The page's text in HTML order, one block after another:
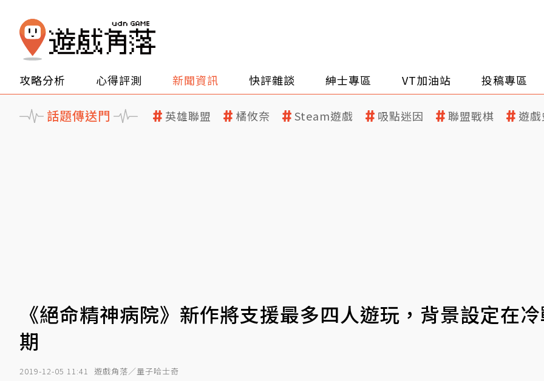
攻略分析 心得評測 新聞資訊 快評雜談 紳士專區 VT加油站 投稿專區
話題傳送門 英雄聯盟 橘攸奈 Steam遊戲 吸點迷因 聯盟戰棋 遊
《絕命精神病院》新作將支援最多四人遊玩，背景設定在
期
2019-12-05 11:41 遊戲角落／量子哈士奇